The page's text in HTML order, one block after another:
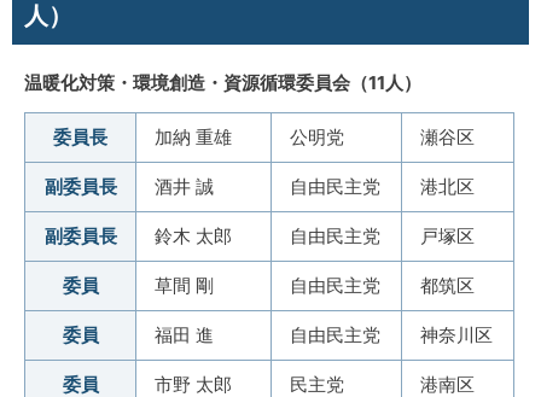
人）
温暖化対策・環境創造・資源循環委員会（11人）
委員長 加納 重雄 公明党 瀬谷区
副委員長 酒井 誠 自由民主党 港北区
副委員長 鈴木 太郎 自由民主党 戸塚区
委員 草間 剛 自由民主党 都筑区
委員 福田 進 自由民主党 神奈川区
委員 市野 太郎 民主党 港南区